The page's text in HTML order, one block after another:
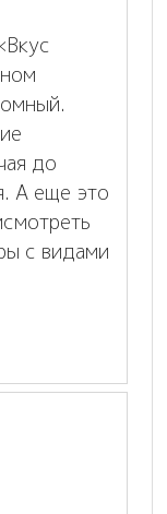
до
А еще это
с видами